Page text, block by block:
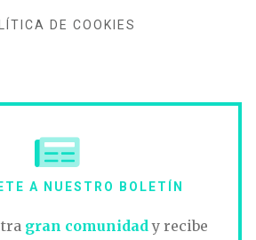
DE COOKIES
A NUESTRO BOLETÍN
gran comunidad y recibe